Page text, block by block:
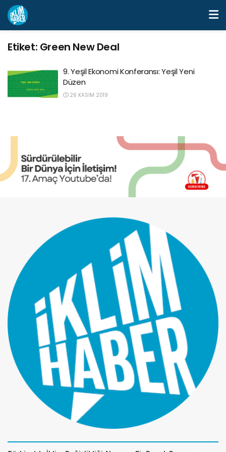
Etiket: Green New Deal
9. Yeşil Ekonomi Konferansı: Yeşil Yeni
Düzen
26 KASIM 2019